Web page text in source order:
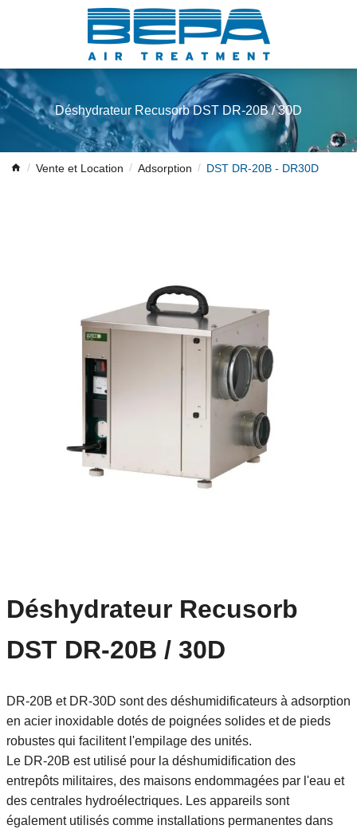
Déshydrateur Recusorb DST DR-20B / 30D
Vente et Location Adsorption DST DR-20B - DR30D
Déshydrateur Recusorb
DST DR-20B / 30D
DR-20B et DR-30D sont des déshumidificateurs à adsorption
en acier inoxidable dotés de poignées solides et de pieds
robustes qui facilitent l'empilage des unités.
Le DR-20B est utilisé pour la déshumidification des
entrepôts militaires, des maisons endommagées par l'eau et
des centrales hydroélectriques. Les appareils sont
également utilisés comme installations permanentes dans